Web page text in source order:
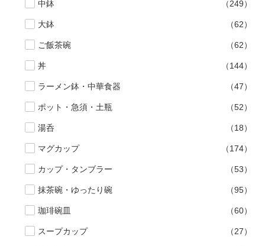
中鉢 （249）
大鉢 （62）
ご飯茶碗 （62）
丼 （144）
ラーメン鉢・中華食器 （47）
ポット・急須・土瓶 （52）
湯呑 （18）
マグカップ （174）
カップ・タンブラー （53）
抹茶碗・ゆったり碗 （95）
珈琲碗皿 （60）
スープカップ （27）